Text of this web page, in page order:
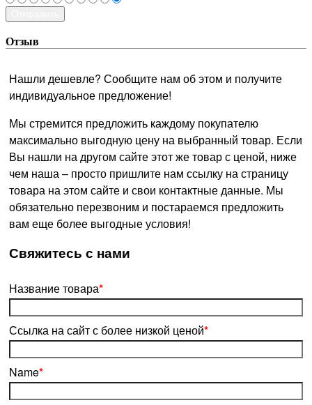
Отзыв
Нашли дешевле? Сообщите нам об этом и получите
индивидуальное предложение!
Мы стремится предложить каждому покупателю
максимально выгодную цену на выбранный товар. Если
Вы нашли на другом сайте этот же товар с ценой, ниже
чем наша – просто пришлите нам ссылку на страницу
товара на этом сайте и свои контактные данные. Мы
обязательно перезвоним и постараемся предложить
вам еще более выгодные условия!
­Свяжитесь с нами
Название товара*
Ссылка на сайт с более низкой ценой*
Name*